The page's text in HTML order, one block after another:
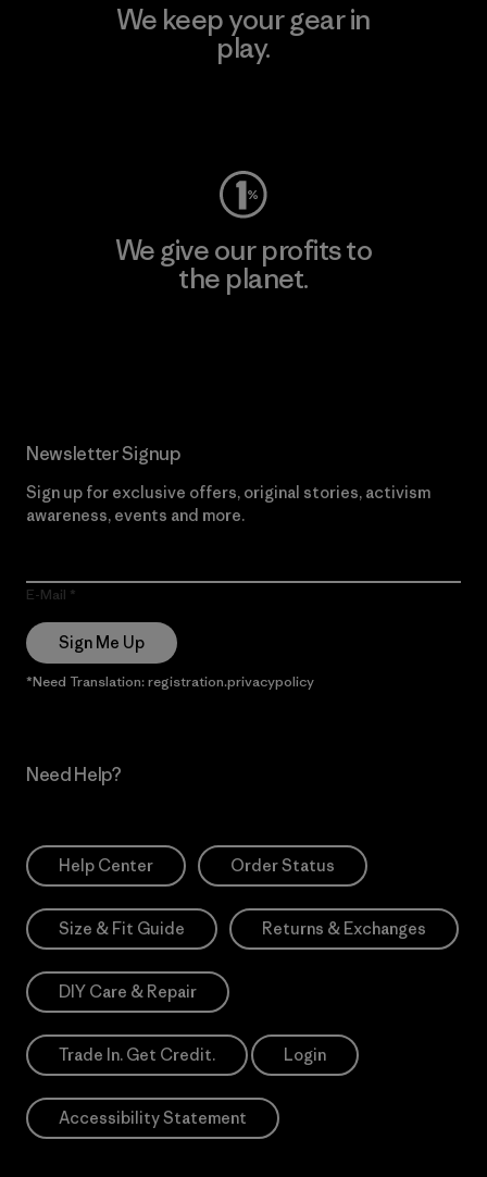
We keep your gear in
play.
We give our profits to
the planet.
Newsletter Signup
Sign up for exclusive offers, original stories, activism
awareness, events and more.
E-Mail
Sign Me Up
*Need Translation: registration.privacypolicy
Need Help?
Help Center Order Status
Size & Fit Guide Returns & Exchanges
DIY Care & Repair
Trade In. Get Credit. Login
Accessibility Statement